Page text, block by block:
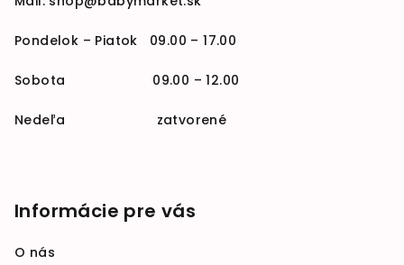
Pondelok – Piatok 09.00 – 17.00
Sobota 09.00 – 12.00
Nedeľa zatvorené
Informácie pre vás
O nás